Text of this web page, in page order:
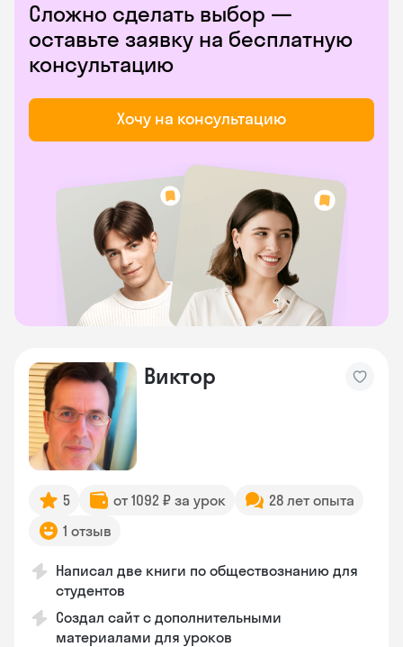
Сложно сделать выбор —
оставьте заявку на бесплатную
консультацию
Хочу на консультацию
Виктор
5 от 1092 ₽ за урок
28 лет опыта
1 отзыв
Написал две книги по обществознанию для
студентов
Создал сайт с дополнительными
материалами для уроков